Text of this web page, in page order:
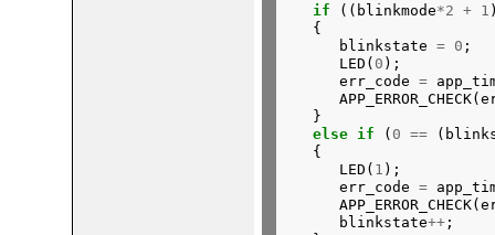
if ((blinkmode*2 + 1
   {
      blinkstate
= 0 ;
      LED(
0 );
      err_code
=
   }
else if ( 0 ==
   {
      LED(
1 );
      err_code
=
      blinkstate
++ ;